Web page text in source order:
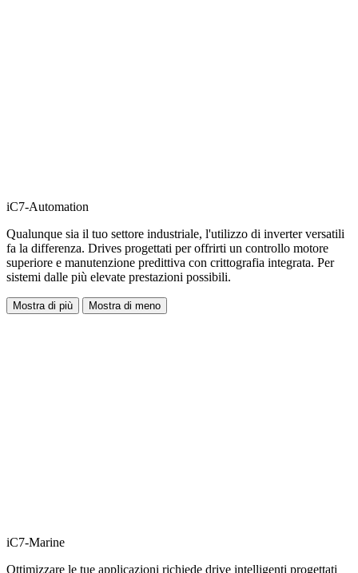
iC7-Automation
Qualunque sia il tuo settore industriale, l'utilizzo di inverter versatili
fa la differenza. Drives progettati per offrirti un controllo motore
superiore e manutenzione predittiva con crittografia integrata. Per
sistemi dalle più elevate prestazioni possibili.
Mostra di più Mostra di meno
iC7-Marine
Ottimizzare le tue applicazioni richiede drive intelligenti progettati